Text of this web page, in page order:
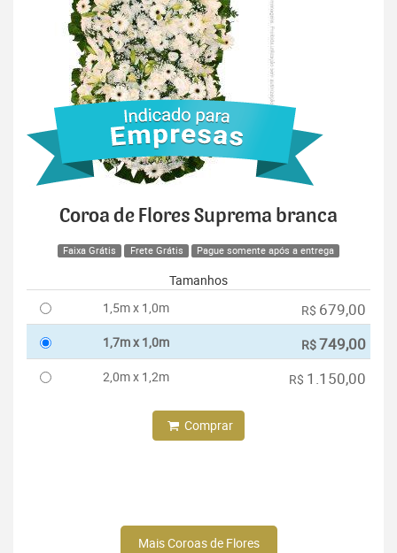
Coroa de Flores Suprema branca
Faixa Grátis Frete Grátis Pague somente após a entrega
Tamanhos
1,5m x 1,0m
R$ 679,00
1,7m x 1,0m R$749,00
2,0m x 1,2m R$ 1.150,00
Comprar
Mais Coroas de Flores